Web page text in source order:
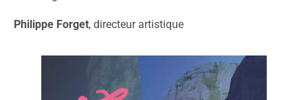
Philippe Forget, directeur artistique